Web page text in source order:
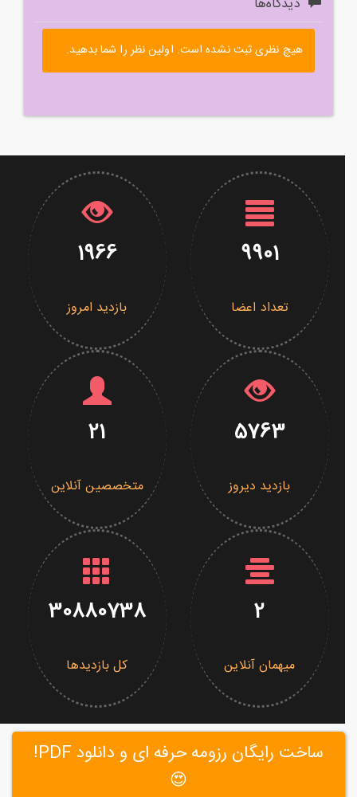
دیدگاه‌ها
هیچ نظری ثبت نشده است. اولین نظر را شما بدهید.
9901
تعداد اعضا
1966
بازدید امروز
5763
بازدید دیروز
21
متخصصین آنلاین
میهمان آنلاین
30880738
کل بازدیدها
ساخت رایگان رزومه حرفه ای و دانلود PDF!
😍